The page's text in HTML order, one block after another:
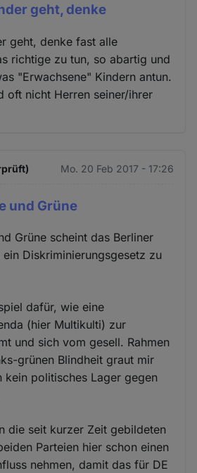
geht, denke
geht, denke fast alle
richtige zu tun, so abartig und
"Erwachsene" Kindern antun.
oft nicht Herren seiner/ihrer
Mo. 20 Feb 2017 - 17:26
und Grüne
Grüne scheint das Berliner
Diskriminierungsgesetz zu
dafür, wie eine
(hier Multikulti) zur
und sich vom gesell. Rahmen
grünen Blindheit graut mir
kein politisches Lager gegen
die seit kurzer Zeit gebildeten
Parteien hier schon einen
nehmen, damit das für DE